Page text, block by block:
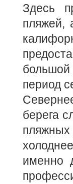
Здесь
пляжей,
большой
период
берега
пляжных
именно